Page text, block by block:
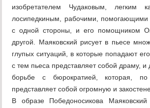
изобретателем Чудаковым, легким
лосипедкиным, рабочими,
с одной стороны, и его помощником
другой. Маяковский рисует в пьесе
глупых ситуаций, в которые попадают
с тем пьеса представляет собой драму,
борьбе с бюрократией, которая,
представляет собой огромную и
В образе Победоносикова Маяковский